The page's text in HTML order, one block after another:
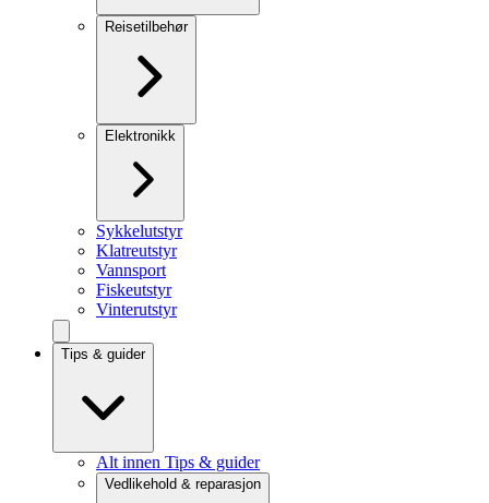
Reisetilbehør
Elektronikk
Sykkelutstyr
Klatreutstyr
Vannsport
Fiskeutstyr
Vinterutstyr
Tips & guider
Alt innen Tips & guider
Vedlikehold & reparasjon